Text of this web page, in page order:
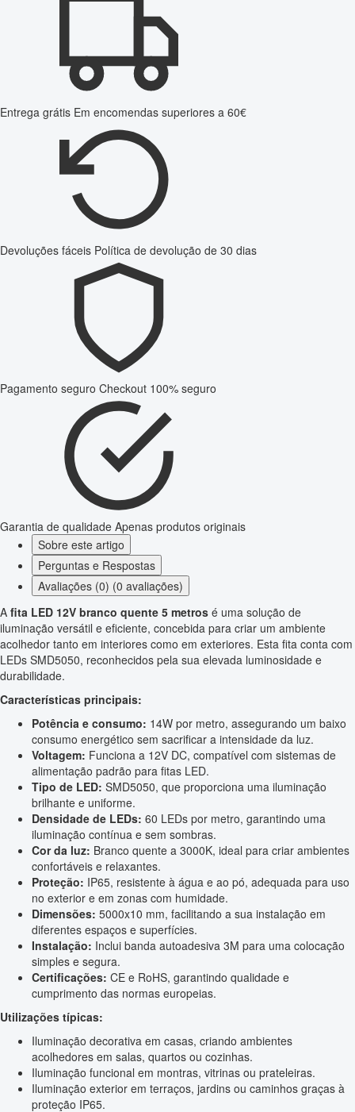
Entrega grátis Em encomendas superiores a 60€
Devoluções fáceis Política de devolução de 30 dias
Pagamento seguro Checkout 100% seguro
Garantia de qualidade Apenas produtos originais
Sobre este artigo
Perguntas e Respostas
Avaliações (0) (0 avaliações)
A fita LED 12V branco quente 5 metros é uma solução de
iluminação versátil e eficiente, concebida para criar um ambiente
acolhedor tanto em interiores como em exteriores. Esta fita conta com
LEDs SMD5050, reconhecidos pela sua elevada luminosidade e
durabilidade.
Características principais:
Potência e consumo: 14W por metro, assegurando um baixo
consumo energético sem sacrificar a intensidade da luz.
Voltagem: Funciona a 12V DC, compatível com sistemas de
alimentação padrão para fitas LED.
Tipo de LED: SMD5050, que proporciona uma iluminação
brilhante e uniforme.
Densidade de LEDs: 60 LEDs por metro, garantindo uma
iluminação contínua e sem sombras.
Cor da luz: Branco quente a 3000K, ideal para criar ambientes
confortáveis e relaxantes.
Proteção: IP65, resistente à água e ao pó, adequada para uso
no exterior e em zonas com humidade.
Dimensões: 5000x10 mm, facilitando a sua instalação em
diferentes espaços e superfícies.
Instalação: Inclui banda autoadesiva 3M para uma colocação
simples e segura.
Certificações: CE e RoHS, garantindo qualidade e
cumprimento das normas europeias.
Utilizações típicas:
Iluminação decorativa em casas, criando ambientes
acolhedores em salas, quartos ou cozinhas.
Iluminação funcional em montras, vitrinas ou prateleiras.
Iluminação exterior em terraços, jardins ou caminhos graças à
proteção IP65.